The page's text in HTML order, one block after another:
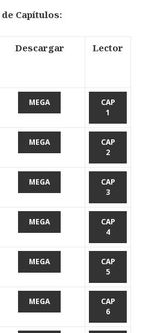
Capítulos:
Descargar Lector
MEGA
CAP
1
MEGA
CAP
2
MEGA
CAP
3
MEGA
CAP
4
MEGA
CAP
5
MEGA
CAP
6